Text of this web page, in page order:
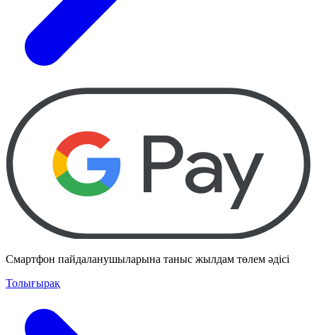
Смартфон пайдаланушыларына таныс жылдам төлем әдісі
Толығырақ